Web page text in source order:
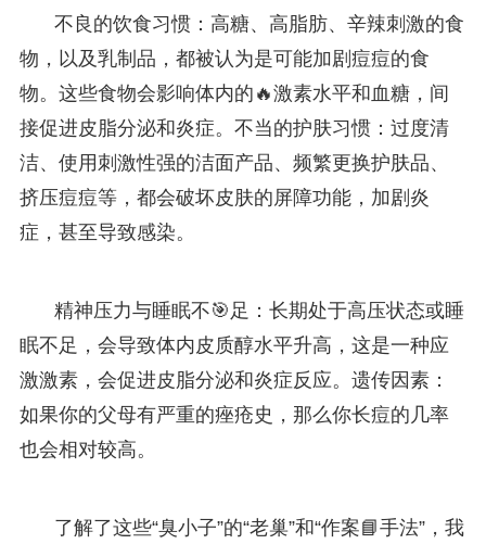
不良的饮食习惯：高糖、高脂肪、辛辣刺激的食
物，以及乳制品，都被认为是可能加剧痘痘的食
物。这些食物会影响体内的🔥激素水平和血糖，间
接促进皮脂分泌和炎症。不当的护肤习惯：过度清
洁、使用刺激性强的洁面产品、频繁更换护肤品、
挤压痘痘等，都会破坏皮肤的屏障功能，加剧炎
症，甚至导致感染。
精神压力与睡眠不🎯足：长期处于高压状态或睡
眠不足，会导致体内皮质醇水平升高，这是一种应
激激素，会促进皮脂分泌和炎症反应。遗传因素：
如果你的父母有严重的痤疮史，那么你长痘的几率
也会相对较高。
了解了这些“臭小子”的“老巢”和“作案📘手法”，我